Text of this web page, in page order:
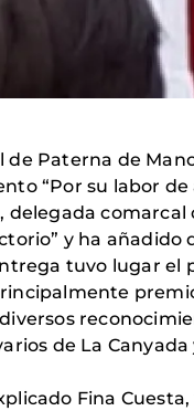
de Paterna de
“Por su labor
delegada
y ha añadido
tuvo lugar el
de La
Fina